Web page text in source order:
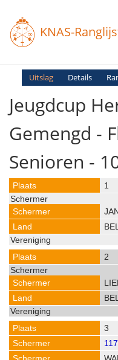
KNAS-
Uitslag Details
Jeugdcup
Gemengd -
Senioren -
1
BEL
2
BEL
3